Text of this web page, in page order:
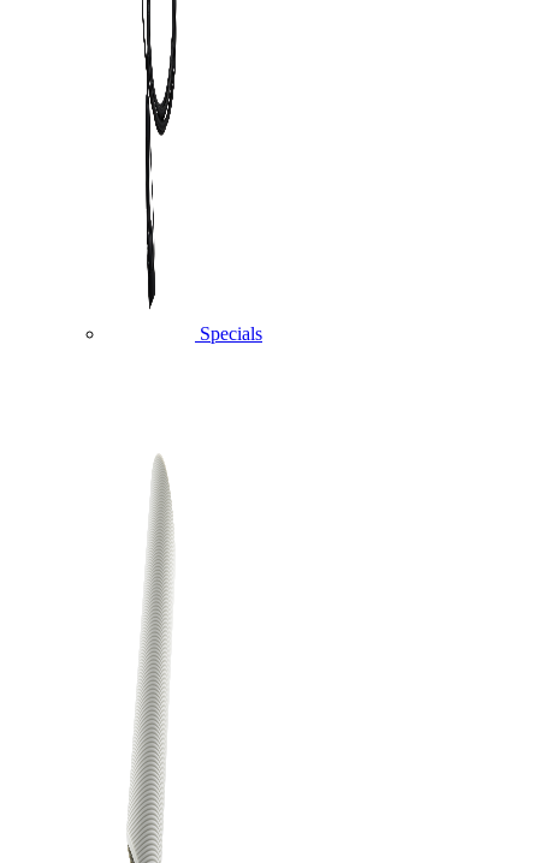
Specials